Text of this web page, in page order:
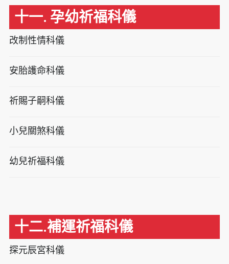
十一. 孕幼祈福科儀
改制性情科儀
安胎護命科儀
祈賜子嗣科儀
小兒關煞科儀
幼兒祈福科儀
十二.補運祈福科儀
探元辰宮科儀